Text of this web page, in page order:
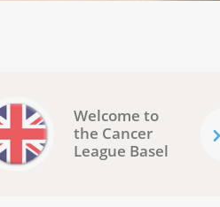
Welcome to
the Cancer
League Basel